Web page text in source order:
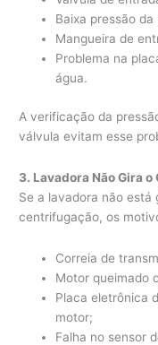
Baixa pressão
Mangueira de
Problema na
água.
A verificação da
válvula evitam esse
3. Lavadora Não Gira
Se a lavadora não está
centrifugação, os
Correia de
Motor queimado
Placa eletrônica
motor;
Falha no sensor